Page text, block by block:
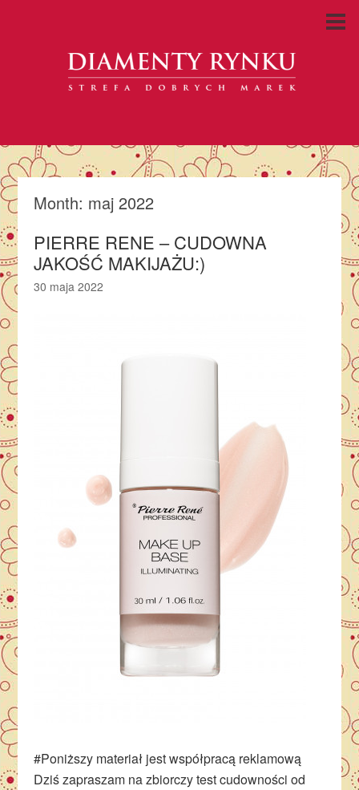
Month: maj 2022
PIERRE RENE – CUDOWNA
JAKOŚĆ MAKIJAŻU:)
30 maja 2022
#Poniższy materiał jest współpracą reklamową
Dziś zapraszam na zbiorczy test cudowności od